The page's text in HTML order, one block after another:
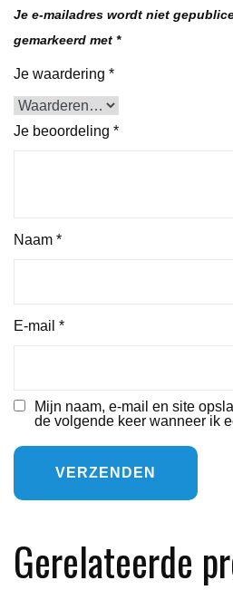
Je e-mailadres wordt niet
gemarkeerd met *
Je waardering *
Je beoordeling *
Naam *
E-mail *
Mijn naam, e-mail en site
de volgende keer wanneer ik
Gerelateerde